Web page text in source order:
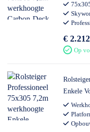
€
Op
Enkele